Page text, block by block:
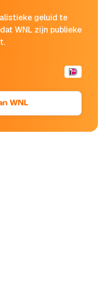
geluid te
WNL zijn publieke
WNL